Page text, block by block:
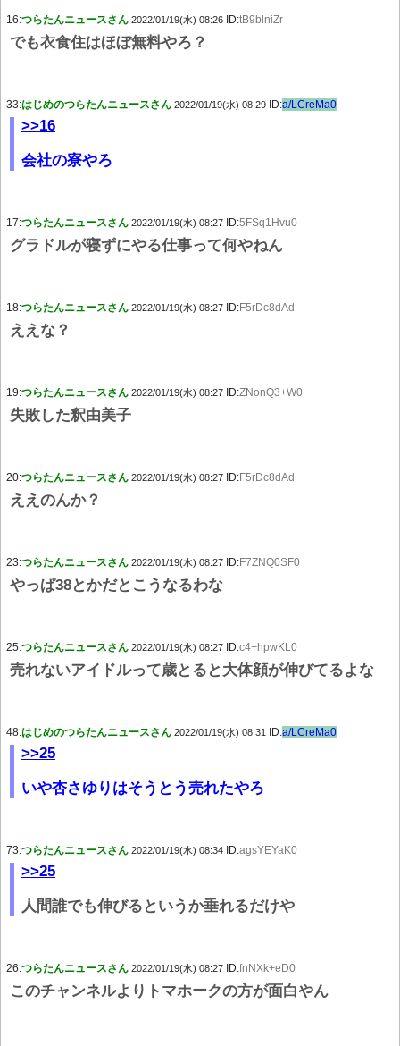
16:つらたんニュースさん 2022/01/19(水) 08:26 ID:tB9blniZr
でも衣食住はほぼ無料やろ？
33:はじめのつらたんニュースさん 2022/01/19(水) 08:29 ID:a/LCreMa0
>>16
会社の寮やろ
17:つらたんニュースさん 2022/01/19(水) 08:27 ID:5FSq1Hvu0
グラドルが寝ずにやる仕事って何やねん
18:つらたんニュースさん 2022/01/19(水) 08:27 ID:F5rDc8dAd
ええな？
19:つらたんニュースさん 2022/01/19(水) 08:27 ID:ZNonQ3+W0
失敗した釈由美子
20:つらたんニュースさん 2022/01/19(水) 08:27 ID:F5rDc8dAd
ええのんか？
23:つらたんニュースさん 2022/01/19(水) 08:27 ID:F7ZNQ0SF0
やっぱ38とかだとこうなるわな
25:つらたんニュースさん 2022/01/19(水) 08:27 ID:c4+hpwKL0
売れないアイドルって歳とると大体顔が伸びてるよな
48:はじめのつらたんニュースさん 2022/01/19(水) 08:31 ID:a/LCreMa0
>>25
いや杏さゆりはそうとう売れたやろ
73:つらたんニュースさん 2022/01/19(水) 08:34 ID:agsYEYaK0
>>25
人間誰でも伸びるというか垂れるだけや
26:つらたんニュースさん 2022/01/19(水) 08:27 ID:fnNXk+eD0
このチャンネルよりトマホークの方が面白やん